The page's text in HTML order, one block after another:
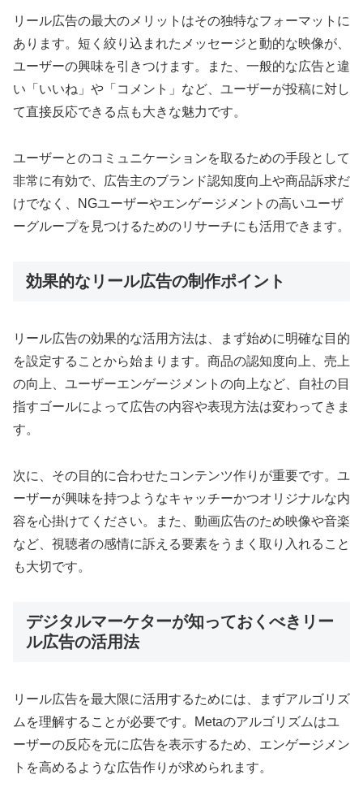
リール広告の最大のメリットはその独特なフォーマットに
あります。短く絞り込まれたメッセージと動的な映像が、
ユーザーの興味を引きつけます。また、一般的な広告と違
い「いいね」や「コメント」など、ユーザーが投稿に対し
て直接反応できる点も大きな魅力です。
ユーザーとのコミュニケーションを取るための手段として
非常に有効で、広告主のブランド認知度向上や商品訴求だ
けでなく、NGユーザーやエンゲージメントの高いユーザ
ーグループを見つけるためのリサーチにも活用できます。
効果的なリール広告の制作ポイント
リール広告の効果的な活用方法は、まず始めに明確な目的
を設定することから始まります。商品の認知度向上、売上
の向上、ユーザーエンゲージメントの向上など、自社の目
指すゴールによって広告の内容や表現方法は変わってきま
す。
次に、その目的に合わせたコンテンツ作りが重要です。ユ
ーザーが興味を持つようなキャッチーかつオリジナルな内
容を心掛けてください。また、動画広告のため映像や音楽
など、視聴者の感情に訴える要素をうまく取り入れること
も大切です。
デジタルマーケターが知っておくべきリー
ル広告の活用法
リール広告を最大限に活用するためには、まずアルゴリズ
ムを理解することが必要です。Metaのアルゴリズムはユ
ーザーの反応を元に広告を表示するため、エンゲージメン
トを高めるような広告作りが求められます。